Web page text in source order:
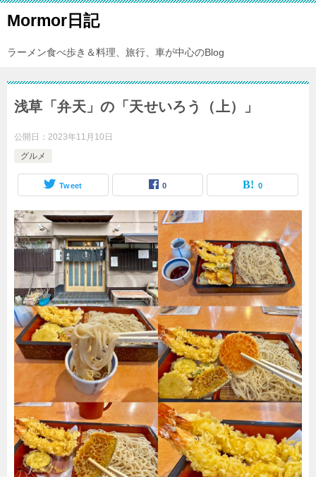
Mormor日記
ラーメン食べ歩き＆料理、旅行、車が中心のBlog
浅草「弁天」の「天せいろう（上）」
公開日： 2023年11月10日
グルメ
Tweet 0 0